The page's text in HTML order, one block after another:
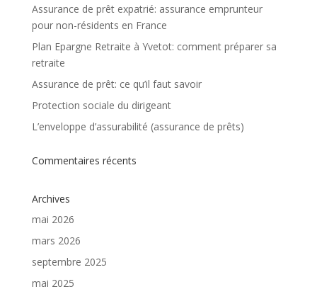
Assurance de prêt expatrié: assurance emprunteur
pour non-résidents en France
Plan Epargne Retraite à Yvetot: comment préparer sa
retraite
Assurance de prêt: ce qu’il faut savoir
Protection sociale du dirigeant
L’enveloppe d’assurabilité (assurance de prêts)
Commentaires récents
Archives
mai 2026
mars 2026
septembre 2025
mai 2025